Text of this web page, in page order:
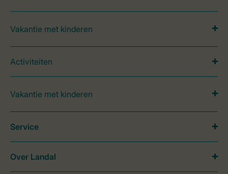
Vakantie met kinderen
Activiteiten
Vakantie met kinderen
Service
Over Landal